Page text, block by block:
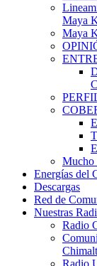
Maya
Maya
Mucho
Energías del
Descargas
Red de
Nuestras
Radio